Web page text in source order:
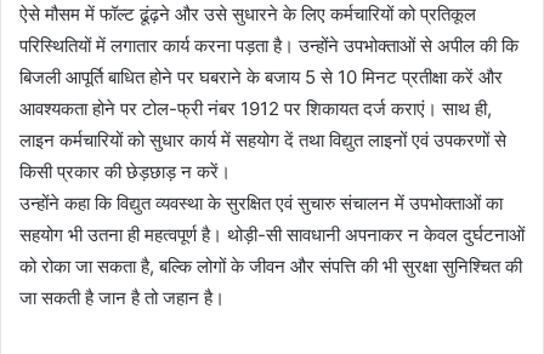
ऐसे मौसम में फॉल्ट ढूंढ़ने और उसे सुधारने के लिए कर्मचारियों को प्रतिकूल
परिस्थितियों में लगातार कार्य करना पड़ता है। उन्होंने उपभोक्ताओं से अपील की कि
बिजली आपूर्ति बाधित होने पर घबराने के बजाय 5 से 10 मिनट प्रतीक्षा करें और
आवश्यकता होने पर टोल-फ्री नंबर 1912 पर शिकायत दर्ज कराएं। साथ ही,
लाइन कर्मचारियों को सुधार कार्य में सहयोग दें तथा विद्युत लाइनों एवं उपकरणों से
किसी प्रकार की छेड़छाड़ न करें।
उन्होंने कहा कि विद्युत व्यवस्था के सुरक्षित एवं सुचारु संचालन में उपभोक्ताओं का
सहयोग भी उतना ही महत्वपूर्ण है। थोड़ी-सी सावधानी अपनाकर न केवल दुर्घटनाओं
को रोका जा सकता है, बल्कि लोगों के जीवन और संपत्ति की भी सुरक्षा सुनिश्चित की
जा सकती है जान है तो जहान है।